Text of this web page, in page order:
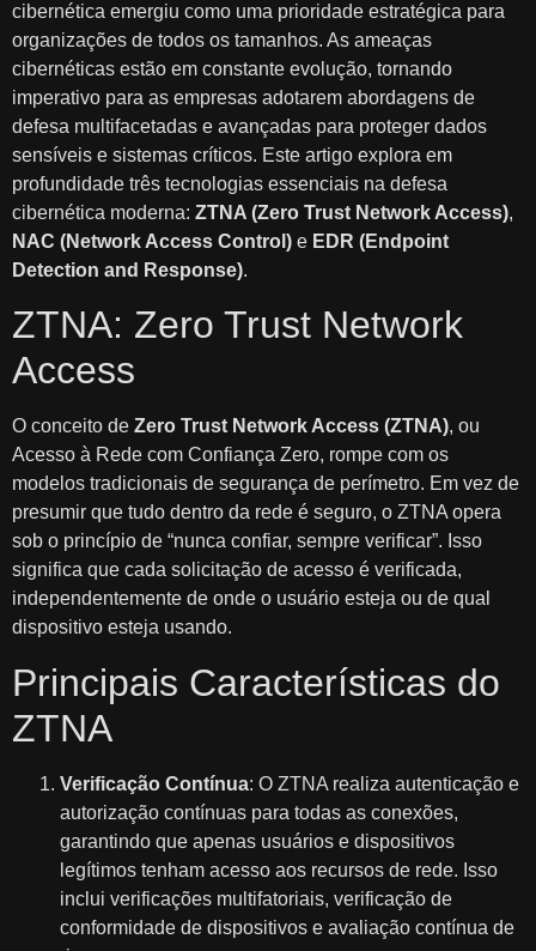
cibernética emergiu como uma prioridade estratégica para
organizações de todos os tamanhos. As ameaças
cibernéticas estão em constante evolução, tornando
imperativo para as empresas adotarem abordagens de
defesa multifacetadas e avançadas para proteger dados
sensíveis e sistemas críticos. Este artigo explora em
profundidade três tecnologias essenciais na defesa
cibernética moderna: ZTNA (Zero Trust Network Access),
NAC (Network Access Control) e EDR (Endpoint
Detection and Response).
ZTNA: Zero Trust Network
Access
O conceito de Zero Trust Network Access (ZTNA), ou
Acesso à Rede com Confiança Zero, rompe com os
modelos tradicionais de segurança de perímetro. Em vez de
presumir que tudo dentro da rede é seguro, o ZTNA opera
sob o princípio de “nunca confiar, sempre verificar”. Isso
significa que cada solicitação de acesso é verificada,
independentemente de onde o usuário esteja ou de qual
dispositivo esteja usando.
Principais Características do
ZTNA
Verificação Contínua: O ZTNA realiza autenticação e
autorização contínuas para todas as conexões,
garantindo que apenas usuários e dispositivos
legítimos tenham acesso aos recursos de rede. Isso
inclui verificações multifatoriais, verificação de
conformidade de dispositivos e avaliação contínua de